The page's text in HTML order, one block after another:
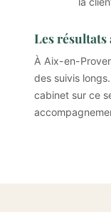
Les
À Aix-en-
des suivis
cabinet sur ce